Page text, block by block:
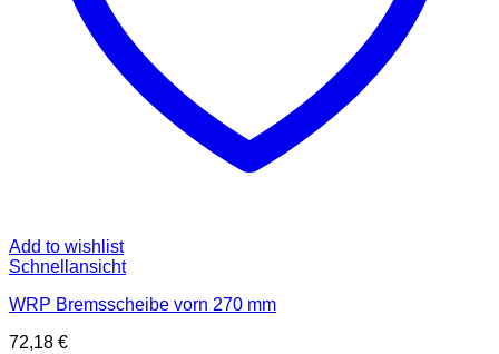
Add to wishlist
Schnellansicht
WRP Bremsscheibe vorn 270 mm
72,18 €